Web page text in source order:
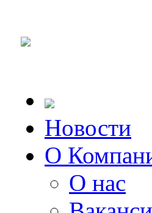
Новости
О
О нас